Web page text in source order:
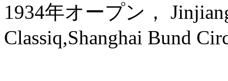
1934年オープン，
Classiq,Shanghai Bund